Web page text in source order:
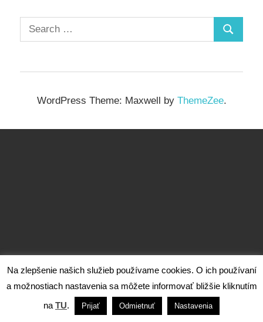
WordPress Theme: Maxwell by ThemeZee.
Na zlepšenie našich služieb používame cookies. O ich používaní
a možnostiach nastavenia sa môžete informovať bližšie kliknutím
na TU. Prijať Odmietnuť Nastavenia